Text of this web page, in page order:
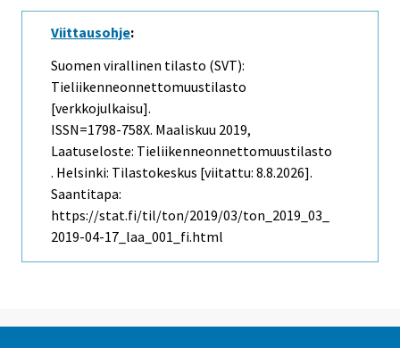
Viittausohje:
Suomen virallinen tilasto (SVT):
Tieliikenneonnettomuustilasto
[verkkojulkaisu].
ISSN=1798-758X. Maaliskuu 2019,
Laatuseloste: Tieliikenneonnettomuustilasto
. Helsinki: Tilastokeskus [viitattu: 8.8.2026].
Saantitapa:
https://stat.fi/til/ton/2019/03/ton_2019_03_
2019-04-17_laa_001_fi.html